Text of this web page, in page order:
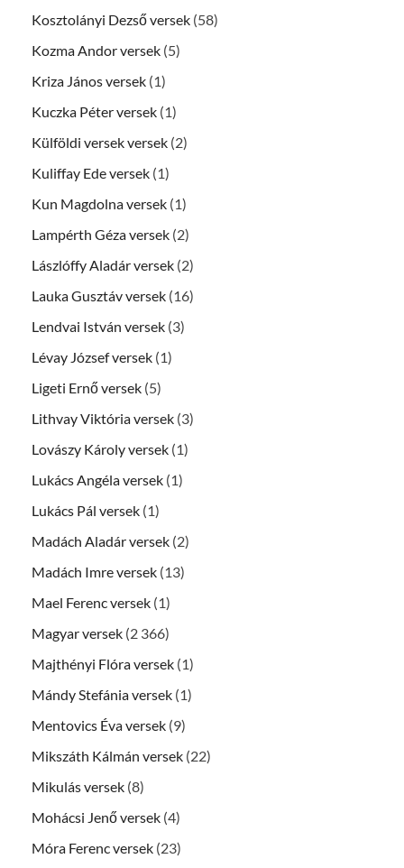
Kosztolányi Dezső versek (58)
Kozma Andor versek (5)
Kriza János versek (1)
Kuczka Péter versek (1)
Külföldi versek versek (2)
Kuliffay Ede versek (1)
Kun Magdolna versek (1)
Lampérth Géza versek (2)
Lászlóffy Aladár versek (2)
Lauka Gusztáv versek (16)
Lendvai István versek (3)
Lévay József versek (1)
Ligeti Ernő versek (5)
Lithvay Viktória versek (3)
Lovászy Károly versek (1)
Lukács Angéla versek (1)
Lukács Pál versek (1)
Madách Aladár versek (2)
Madách Imre versek (13)
Mael Ferenc versek (1)
Magyar versek (2 366)
Majthényi Flóra versek (1)
Mándy Stefánia versek (1)
Mentovics Éva versek (9)
Mikszáth Kálmán versek (22)
Mikulás versek (8)
Mohácsi Jenő versek (4)
Móra Ferenc versek (23)